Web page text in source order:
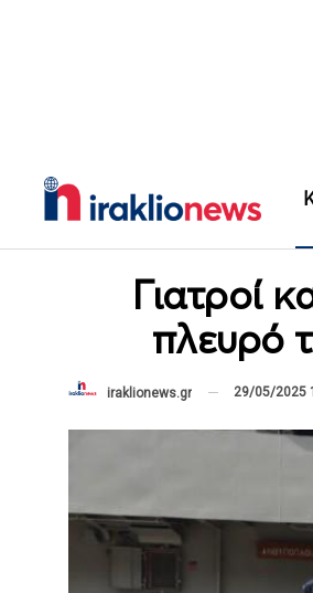
Γιατροί
πλευρό
iraklionews.gr 29/05/2025